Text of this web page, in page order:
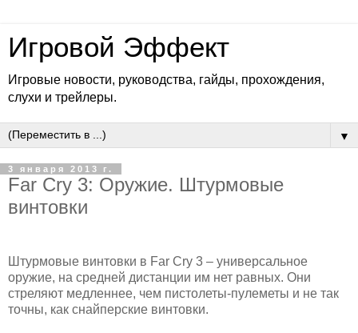
Игровой Эффект
Игровые новости, руководства, гайды, прохождения,
слухи и трейлеры.
▼
3 января 2013 г.
Far Cry 3: Оружие. Штурмовые
винтовки
Штурмовые винтовки в Far Cry 3 – универсальное
оружие, на средней дистанции им нет равных. Они
стреляют медленнее, чем пистолеты-пулеметы и не так
точны, как снайперские винтовки.